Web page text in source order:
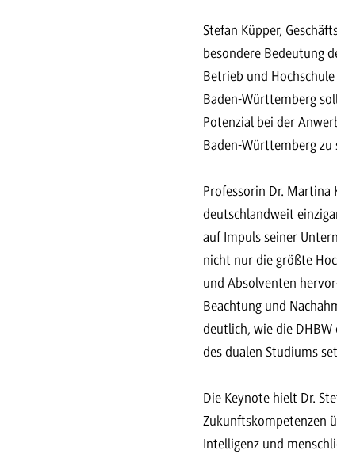
Stefan Küpper,
besondere Bedeutung
Betrieb und
Baden-Württemberg
Potenzial bei der
Baden-Württemberg zu
Professorin Dr. Martina
deutschlandweit
auf Impuls seiner
nicht nur die größte
und Absolventen
Beachtung und
deutlich, wie die
des dualen Studiums
Die Keynote hielt Dr.
Zukunftskompetenzen
Intelligenz und